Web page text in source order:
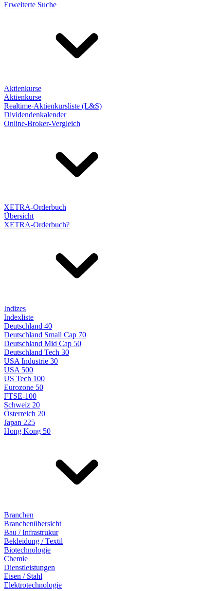
Erweiterte Suche
Aktienkurse
Aktienkurse
Realtime-Aktienkursliste (L&S)
Dividendenkalender
Online-Broker-Vergleich
XETRA-Orderbuch
Übersicht
XETRA-Orderbuch?
Indizes
Indexliste
Deutschland 40
Deutschland Small Cap 70
Deutschland Mid Cap 50
Deutschland Tech 30
USA Industrie 30
USA 500
US Tech 100
Eurozone 50
FTSE-100
Schweiz 20
Österreich 20
Japan 225
Hong Kong 50
Branchen
Branchenübersicht
Bau / Infrastrukur
Bekleidung / Textil
Biotechnologie
Chemie
Dienstleistungen
Eisen / Stahl
Elektrotechnologie